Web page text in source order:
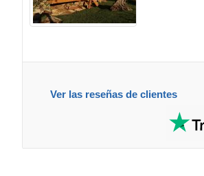
Ver las reseñas de clientes